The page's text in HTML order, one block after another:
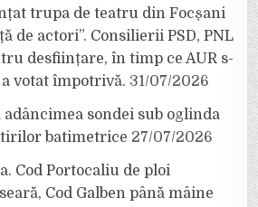
trupa de teatru din Focșani
de actori”. Consilierii PSD, PNL
desființare, în timp ce AUR s-
votat împotrivă. 31/07/2026
sondei sub oglinda
batimetrice 27/07/2026
Cod Portocaliu de ploi
Cod Galben până mâine